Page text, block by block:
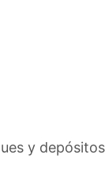
y depósitos